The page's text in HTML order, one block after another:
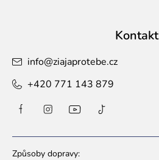
Kontakt
info@ziajaprotebe.cz
+420 771 143 879
Způsoby dopravy: